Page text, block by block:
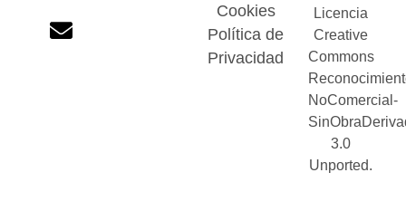
Cookies
Política de
Privacidad
Licencia
Creative
Commons
NoComercial-
3.0
Unported.